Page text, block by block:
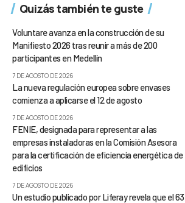
Quizás también te guste
Voluntare avanza en la construcción de su
Manifiesto 2026 tras reunir a más de 200
participantes en Medellín
7 DE AGOSTO DE 2026
La nueva regulación europea sobre envases
comienza a aplicarse el 12 de agosto
7 DE AGOSTO DE 2026
FENIE, designada para representar a las
empresas instaladoras en la Comisión Asesora
para la certificación de eficiencia energética de
edificios
7 DE AGOSTO DE 2026
Un estudio publicado por Liferay revela que el 63